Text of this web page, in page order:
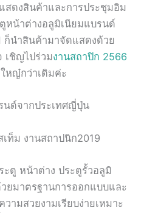
สดงสินค้าและการประชุมอิม
หน้าต่างอลูมิเนียมแบรนด์
ก็นำสินค้ามาจัดแสดงด้วย
เชิญไปร่วมงานสถาปิก 2566
หญ๋กว่าเดิมค่ะ
นด์จากประเทศญี่ปุ่น
ตู หน้าต่าง ประตูรั้วอลูมิ
ยมาตรฐานการออกแบบและ
ามสวยงามเรียบง่ายเหมาะ